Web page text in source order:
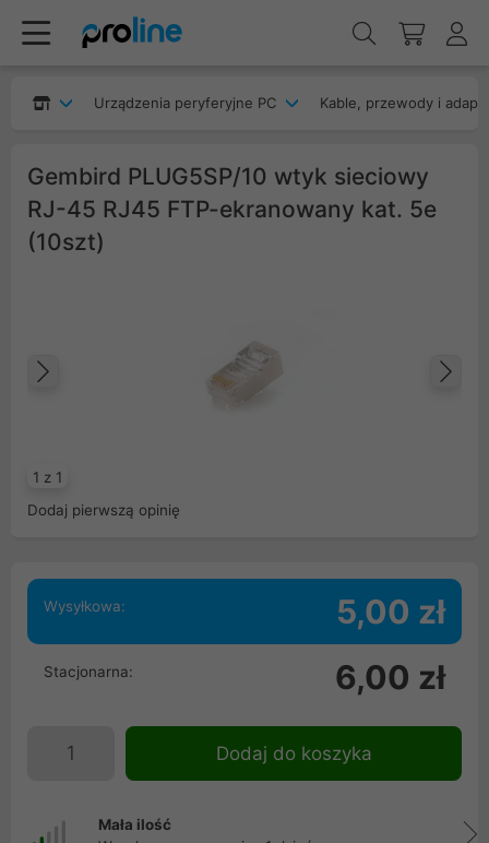
Urządzenia peryferyjne PC Kable, przewody i
Gembird PLUG5SP/10 wtyk sieciowy
RJ-45 RJ45 FTP-ekranowany kat. 5e
(10szt)
1 z 1
Dodaj pierwszą opinię
Wysyłkowa: 5,00 zł
Stacjonarna: 6,00 zł
Dodaj do koszyka
Mała ilość